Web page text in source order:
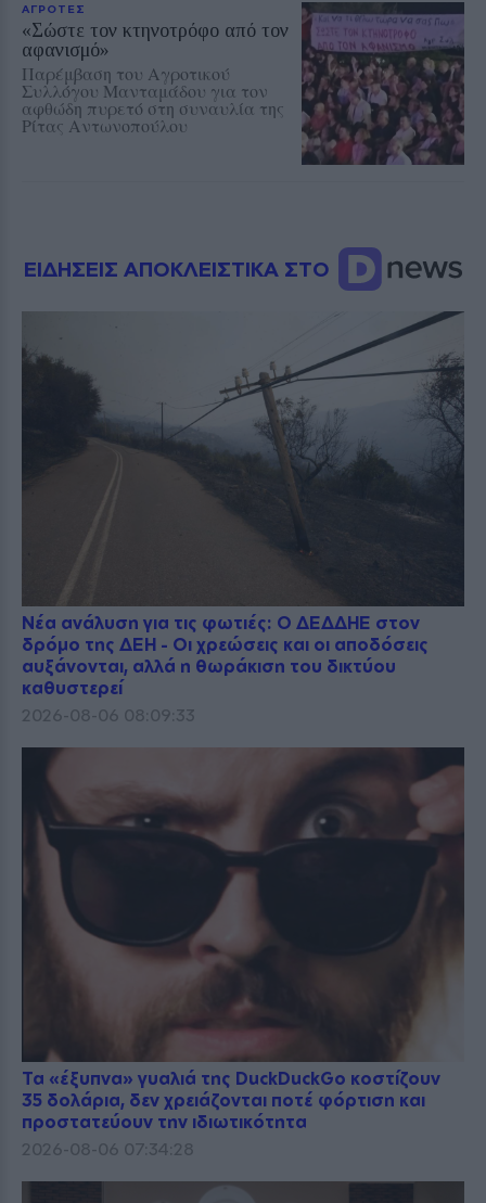
ΑΓΡΟΤΕΣ
«Σώστε τον κτηνοτρόφο από τον
αφανισμό»
Παρέμβαση του Αγροτικού
Συλλόγου Μανταμάδου για τον
αφθώδη πυρετό στη συναυλία της
Ρίτας Αντωνοπούλου
ΕΙΔΗΣΕΙΣ ΑΠΟΚΛΕΙΣΤΙΚΑ ΣΤΟ
Νέα ανάλυση για τις φωτιές: Ο ΔΕΔΔΗΕ στον
δρόμο της ΔΕΗ - Οι χρεώσεις και οι αποδόσεις
αυξάνονται, αλλά η θωράκιση του δικτύου
καθυστερεί
2026-08-06 08:09:33
Τα «έξυπνα» γυαλιά της DuckDuckGo κοστίζουν
35 δολάρια, δεν χρειάζονται ποτέ φόρτιση και
προστατεύουν την ιδιωτικότητα
2026-08-06 07:34:28